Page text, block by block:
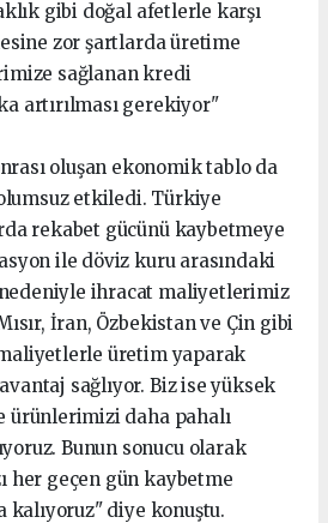
gibi doğal afetlerle karşı
zor şartlarda üretime
sağlanan kredi
artırılması gerekiyor"
oluşan ekonomik tablo da
etkiledi. Türkiye
rekabet gücünü kaybetmeye
ile döviz kuru arasındaki
nedeniyle ihracat maliyetlerimiz
İran, Özbekistan ve Çin gibi
üretim yaparak
sağlıyor. Biz ise yüksek
daha pahalı
Bunun sonucu olarak
her geçen gün kaybetme
kalıyoruz" diye konuştu.